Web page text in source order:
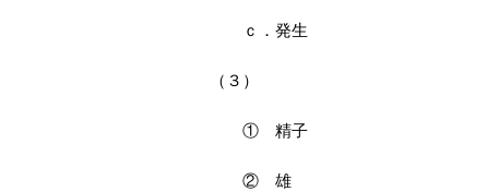
ｃ．発生
（３）
① 精子
② 雄